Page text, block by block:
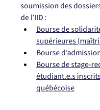
soumission des
de l’IID :
Bourse de
supérieures
Bourse
Bourse de stage-
étudiant.e.s
québécoise